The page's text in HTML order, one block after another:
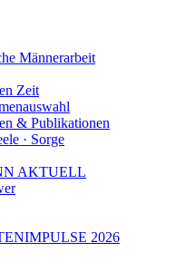
Männerarbeit
Zeit
& Publikationen
· Sorge
AKTUELL
2026